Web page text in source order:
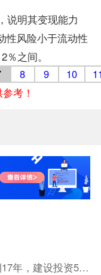
明其变现能力
性风险小于流动性
之间。
8 9 10
考！
某建设项目建设期3年，生产经营期17年，建设投资5500万元